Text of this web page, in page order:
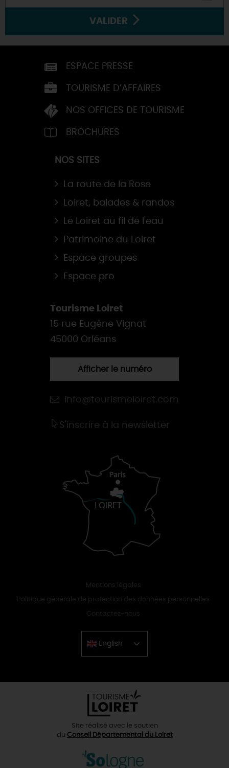
VALIDER
ESPACE PRESSE
TOURISME D’AFFAIRES
NOS OFFICES DE TOURISME
BROCHURES
NOS SITES
La route de la Rose
Loiret, balades & randos
Le Loiret au fil de l'eau
Patrimoine du Loiret
Espace groupes
Espace pro
Tourisme Loiret
15 rue Eugène Vignat
45000 Orléans
Afficher le numéro
info@tourismeloiret.com
S'inscrire à la newsletter
Mentions légales
Politique générale de protection des données personnelles
Contactez-nous
English
Chinese
Site réalisé avec le soutien
du Conseil Départemental du Loiret